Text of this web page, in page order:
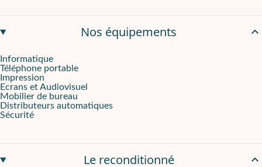
Nos équipements
Informatique
Téléphone portable
Impression
Ecrans et Audiovisuel
Mobilier de bureau
Distributeurs automatiques
Sécurité
Le reconditionné